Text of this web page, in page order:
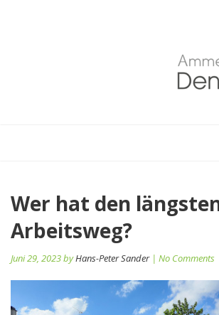
Wer hat den
Arbeitsweg?
Juni 29, 2023 byHans-Peter Sander| No Comments
Beitragsnavigation